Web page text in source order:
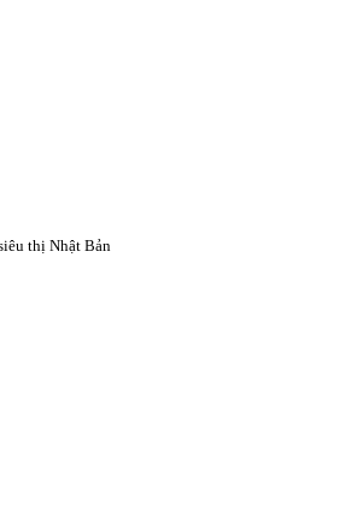
thị Nhật Bản